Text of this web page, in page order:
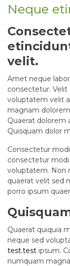
Neque
velit.
Amet neque
consectetur. Velit
voluptatem velit
magnam
Quaerat dolorem
Quisquam dolor
Consectetur
consectetur
voluptatem. Non
quaerat velit sed
porro ipsum
Quaerat quiquia
neque sed
test.test ipsum.
numquam